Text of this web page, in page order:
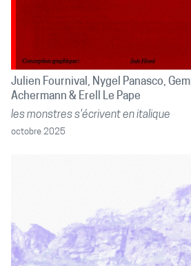
Julien Fournival Nygel Panasco
Achermann
Erell Le Pape
les monstres s'écrivent en italique
octobre 2025